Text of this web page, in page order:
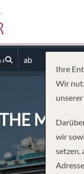
ab
Ihre
Wir
wir
setzen,